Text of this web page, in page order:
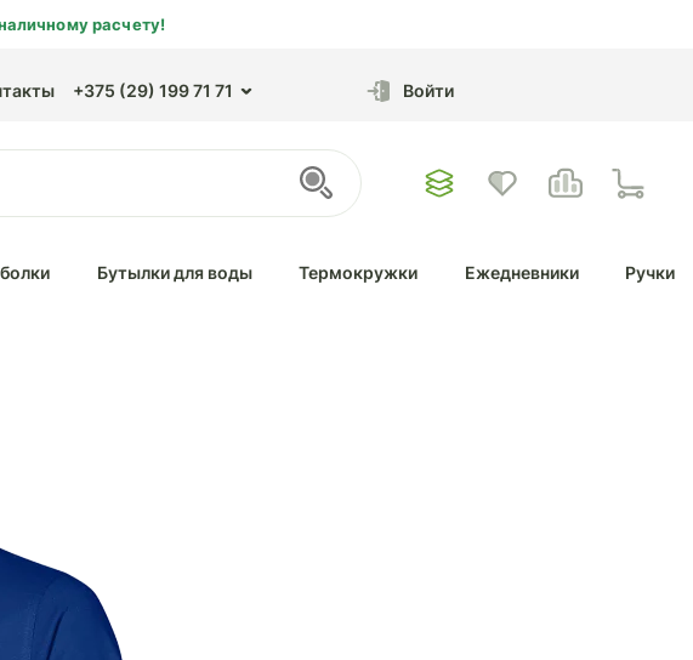
расчету!
+375 (29) 199 71 71 Войти
Бутылки для воды Термокружки Ежедневники Ручки